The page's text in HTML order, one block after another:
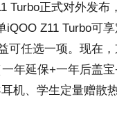
正式对外发布
iQOO Z11 Turbo可
可任选一项。现在
年延保+一年后盖
机、学生定量赠散